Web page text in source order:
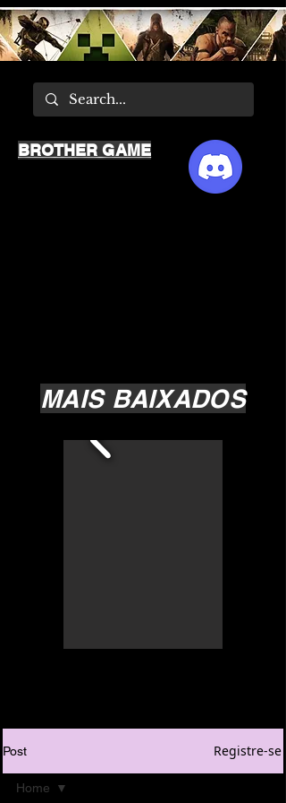
MAIS BAIXADOS
BROTHER GAME
Post Registre-se
Home